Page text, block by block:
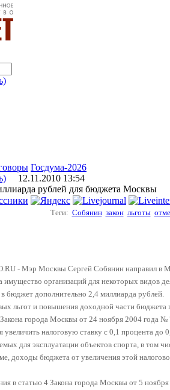
Госдума-2026
12.11.2010 13:54
рублей для бюджета Москвы
Теги: Собянин закон льготы
- Мэр Москвы Сергей Собянин направил в
имущество организаций для некоторых видов
бюджет дополнительно 2,4 миллиарда рублей.
льгот и повышения доходной части
города Москвы от 24 ноября 2004 года
увеличить налоговую ставку с 0,1 процента до
для эксплуатации объектов спорта, в том
бюджета от увеличения этой налоговой
в статью 4 Закона города Москвы от 5